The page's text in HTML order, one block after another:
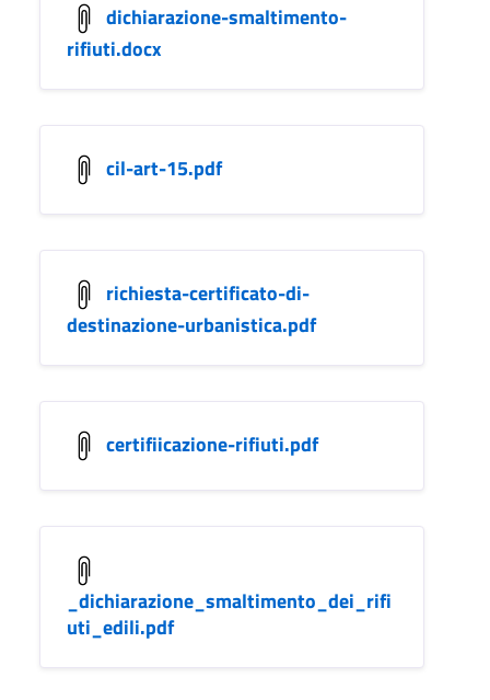
dichiarazione-smaltimento-
rifiuti.docx
cil-art-15.pdf
richiesta-certificato-di-
destinazione-urbanistica.pdf
certifiicazione-rifiuti.pdf
_dichiarazione_smaltimento_dei_rifi
uti_edili.pdf